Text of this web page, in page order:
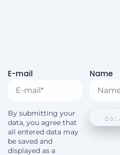
E-mail Name
By submitting your
data, you agree that
all entered data may
be saved and
displayed as a